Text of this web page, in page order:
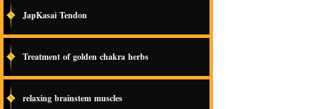
JapKasai Tendon
Treatment of golden chakra herbs
relaxing brainstem muscles